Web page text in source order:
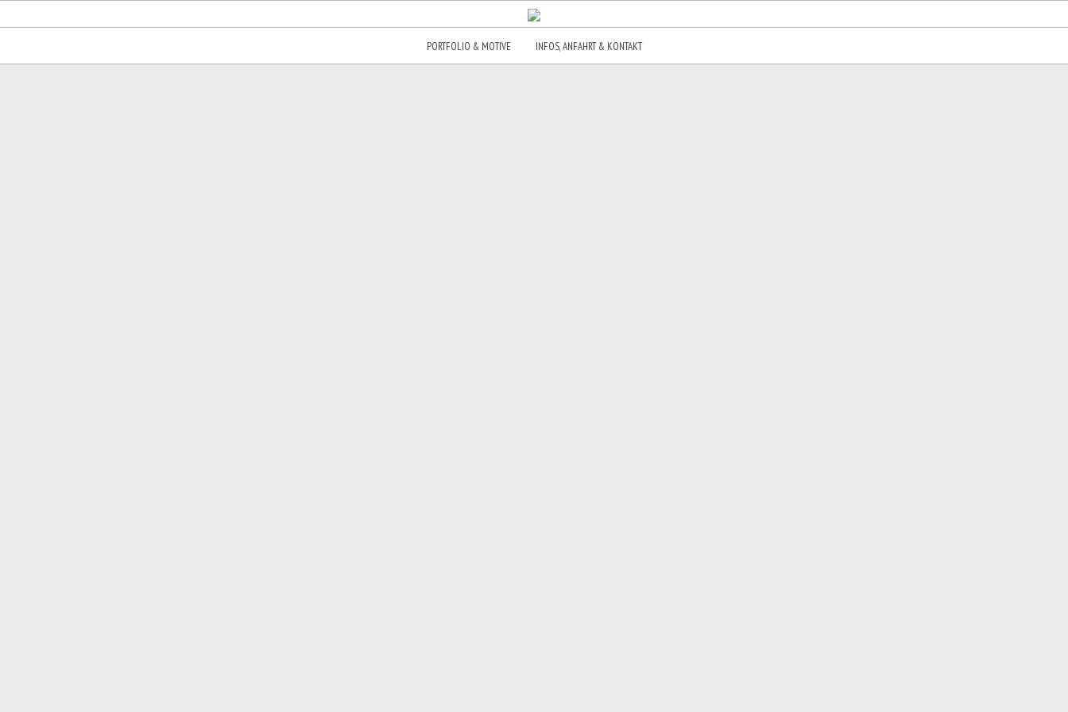
PORTFOLIO & MOTIVE INFOS, ANFAHRT & KONTAKT